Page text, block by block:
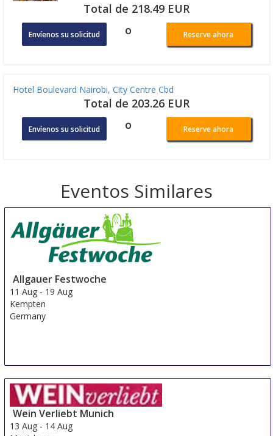
Total de 218.49 EUR
Envíenos su solicitud o Reserve ahora
Hotel Boulevard Nairobi, City Centre Cbd
Total de 203.26 EUR
Envíenos su solicitud o Reserve ahora
Eventos Similares
Allgauer Festwoche
11 Aug - 19 Aug
Kempten
Germany
Wein Verliebt Munich
13 Aug - 14 Aug